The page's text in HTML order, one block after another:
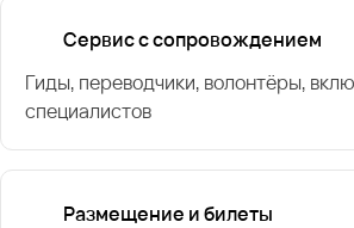
Сервис с сопровождением
Гиды, переводчики, волонтёры,
специалистов
Размещение и билеты